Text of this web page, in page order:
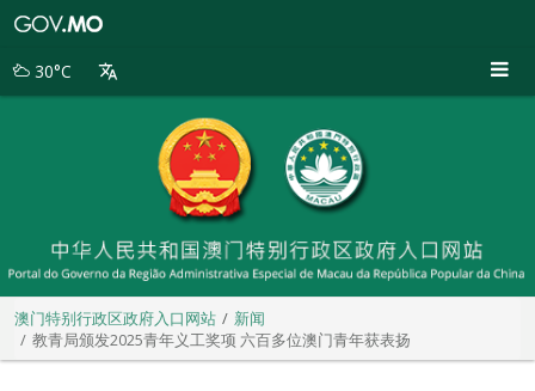
别
30°C
澳门特别行政区政府入口网站
新闻
教青局颁发2025青年义工奖项 六百多位澳门青年获表扬